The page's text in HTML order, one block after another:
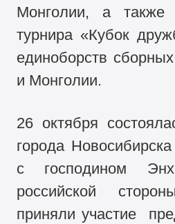
Монголии, а также
турнира «Кубок
единоборств
и Монголии.
26 октября
города
с господином
российской
приняли участие